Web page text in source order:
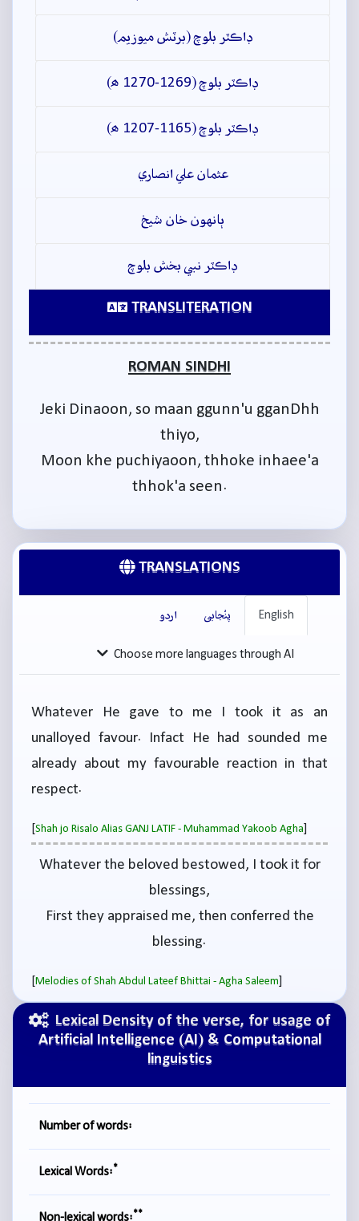
Lexical Density of the verse, for usage of
Artificial Intelligence (AI) & Computational
linguistics
Number of words:
Lexical Words:*
Non-lexical words:**
ڊاڪٽر بلوچ (برٽش ميوزيم)
ڊاڪٽر بلوچ (1269-1270 ھ)
ڊاڪٽر بلوچ (1165-1207 ھ)
عثمان علي انصاري
ٻانهون خان شيخ
ڊاڪٽر نبي بخش بلوچ
TRANSLITERATION
ROMAN SINDHI
Jeki Dinaoon, so maan ggunn'u gganDhh
thiyo,
Moon khe puchiyaoon, thhoke inhaee'a
thhok'a seen.
TRANSLATIONS
English پنْجابی اردو
Choose more languages through AI
Whatever He gave to me I took it as an
unalloyed favour. Infact He had sounded me
already about my favourable reaction in that
respect.
[Shah jo Risalo Alias GANJ LATIF - Muhammad Yakoob Agha
Whatever the beloved bestowed, I took it for
blessings,
First they appraised me, then conferred the
blessing.
[Melodies of Shah Abdul Lateef Bhittai - Agha Saleem